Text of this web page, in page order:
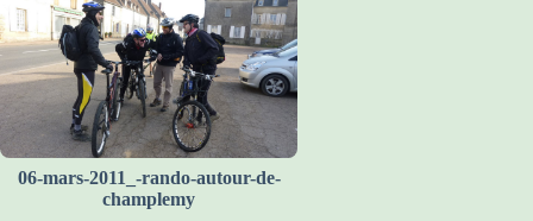
06-mars-2011_-rando-autour-de-
champlemy